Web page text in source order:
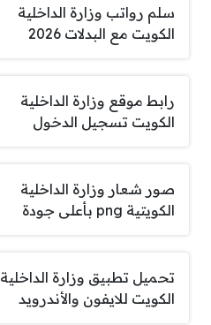
سلم رواتب وزارة الداخلية
الكويت مع البدلات 2026
رابط موقع وزارة الداخلية
الكويت تسجيل الدخول
صور شعار وزارة الداخلية
الكويتية png بأعلى جودة
تحميل تطبيق وزارة الداخلية
الكويت للايفون والأندرويد